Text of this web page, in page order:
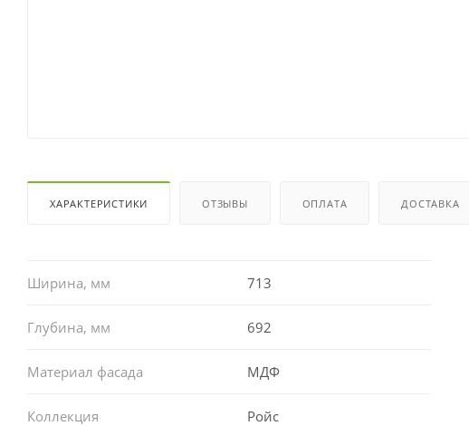
ХАРАКТЕРИСТИКИ ОТЗЫВЫ ОПЛАТА ДОСТАВКА
Ширина, мм 713
Глубина, мм 692
Материал фасада МДФ
Коллекция Ройс